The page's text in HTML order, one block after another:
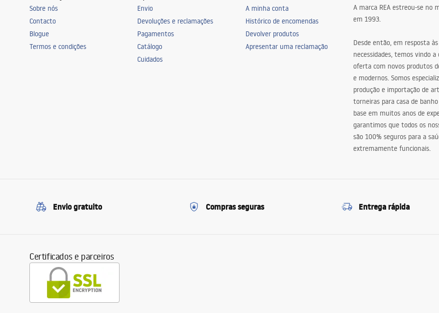
Sobre nós
Contacto
Blogue
Termos e condições
Envio
Devoluções e reclamações
Pagamentos
Catálogo
Cuidados
A minha conta
Histórico de encomendas
Devolver produtos
Apresentar uma reclamação
A marca REA estreou-se no
em 1993.
Desde então, em resposta
necessidades, temos vindo
oferta com novos produtos
e modernos. Somos
produção e importação de
torneiras para casa de
base em muitos anos de
garantimos que todos os
são 100% seguros para a
extremamente funcionais.
Envio gratuito Compras seguras Entrega rápida
Certificados e parceiros